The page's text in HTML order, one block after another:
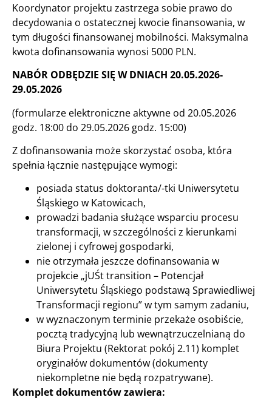
Koordynator projektu zastrzega sobie prawo do
decydowania o ostatecznej kwocie finansowania, w
tym długości finansowanej mobilności. Maksymalna
kwota dofinansowania wynosi 5000 PLN.
NABÓR ODBĘDZIE SIĘ W DNIACH 20.05.2026-
29.05.2026
(formularze elektroniczne aktywne od 20.05.2026
godz. 18:00 do 29.05.2026 godz. 15:00)
Z dofinansowania może skorzystać osoba, która
spełnia łącznie następujące wymogi:
posiada status doktoranta/-tki Uniwersytetu
Śląskiego w Katowicach,
prowadzi badania służące wsparciu procesu
transformacji, w szczególności z kierunkami
zielonej i cyfrowej gospodarki,
nie otrzymała jeszcze dofinansowania w
projekcie „jUŚt transition – Potencjał
Uniwersytetu Śląskiego podstawą Sprawiedliwej
Transformacji regionu” w tym samym zadaniu,
w wyznaczonym terminie przekaże osobiście,
pocztą tradycyjną lub wewnątrzuczelnianą do
Biura Projektu (Rektorat pokój 2.11) komplet
oryginałów dokumentów (dokumenty
niekompletne nie będą rozpatrywane).
Komplet dokumentów zawiera: